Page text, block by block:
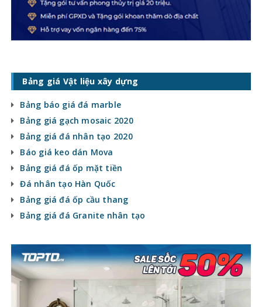
Bảng giá Vật liệu xây dựng
Bảng báo giá đá marble
Bảng giá gạch mosaic 2020
Bảng giá đá nhân tạo 2020
Báo giá keo dán Mova
Bảng giá đá ốp mặt tiền
Đá nhân tạo Hàn Quốc
Bảng giá đá ốp cầu thang
Bảng giá đá Granite nhân tạo